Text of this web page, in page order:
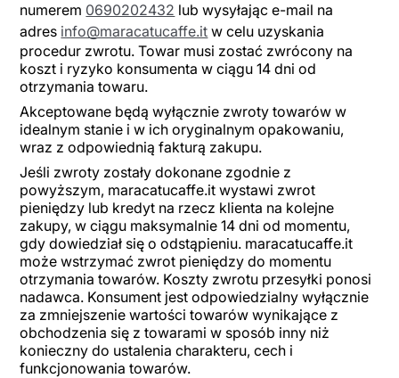
numerem 0690202432 lub wysyłając e-mail na
adres info@maracatucaffe.it w celu uzyskania
procedur zwrotu. Towar musi zostać zwrócony na
koszt i ryzyko konsumenta w ciągu 14 dni od
otrzymania towaru.
Akceptowane będą wyłącznie zwroty towarów w
idealnym stanie i w ich oryginalnym opakowaniu,
wraz z odpowiednią fakturą zakupu.
Jeśli zwroty zostały dokonane zgodnie z
powyższym, maracatucaffe.it wystawi zwrot
pieniędzy lub kredyt na rzecz klienta na kolejne
zakupy, w ciągu maksymalnie 14 dni od momentu,
gdy dowiedział się o odstąpieniu. maracatucaffe.it
może wstrzymać zwrot pieniędzy do momentu
otrzymania towarów. Koszty zwrotu przesyłki ponosi
nadawca. Konsument jest odpowiedzialny wyłącznie
za zmniejszenie wartości towarów wynikające z
obchodzenia się z towarami w sposób inny niż
konieczny do ustalenia charakteru, cech i
funkcjonowania towarów.